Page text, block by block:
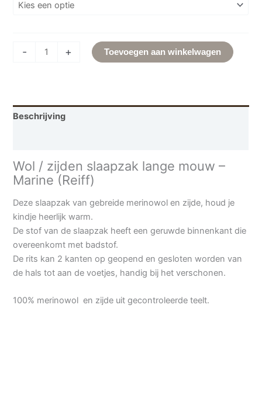
- + Toevoegen aan winkelwagen
Beschrijving
Wol / zijden slaapzak lange mouw –
Marine (Reiff)
Deze slaapzak van gebreide merinowol en zijde, houd je
kindje heerlijk warm.
De stof van de slaapzak heeft een geruwde binnenkant die
overeenkomt met badstof.
De rits kan 2 kanten op geopend en gesloten worden van
de hals tot aan de voetjes, handig bij het verschonen.
100% merinowol en zijde uit gecontroleerde teelt.